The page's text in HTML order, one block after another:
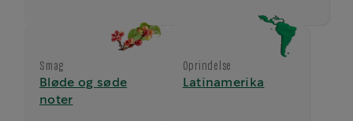
Smag
Bløde og søde
noter
Oprindelse
Latinamerika